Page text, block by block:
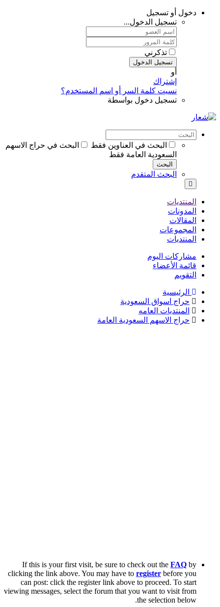
دخول أو تسجيل
تسجيل الدخول...
تذكرني
تسجيل الدخول
أو
إشتراك
نسيت كلمة السر أو اسم المستخدم؟
تسجيل دخول بواسطة
البحث في العناوين فقط
البحث في حراج الاسهم
السعودية العامة فقط
البحث
البحث المتقدم
المنتديات
المدونات
المقالات
المجموعات
المنتديات
مشاركات اليوم
قائمة الأعضاء
التقويم
الرئيسية
حراج اسواق السعودية
المنتديات العامه
حراج الاسهم السعودية العامة
If this is your first visit, be sure to check out the FAQ by
clicking the link above. You may have to register before you
can post: click the register link above to proceed. To start
viewing messages, select the forum that you want to visit from
the selection below.